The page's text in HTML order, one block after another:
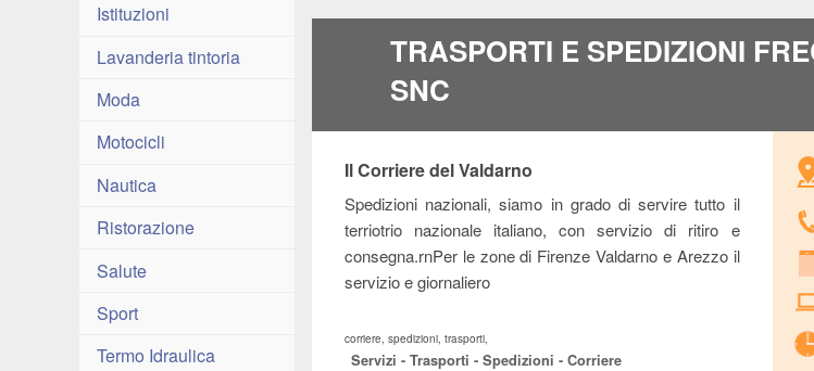
Istituzioni
Lavanderia tintoria
Moda
Motocicli
Nautica
Ristorazione
Salute
Sport
Termo Idraulica
TRASPORTI E SPEDIZIONI
SNC
Il Corriere del Valdarno
Spedizioni nazionali, siamo in grado di servire tutto il
terriotrio nazionale italiano, con servizio di ritiro e
consegna.rnPer le zone di Firenze Valdarno e Arezzo il
servizio e giornaliero
corriere, spedizioni, trasporti,
Servizi - Trasporti - Spedizioni - Corriere